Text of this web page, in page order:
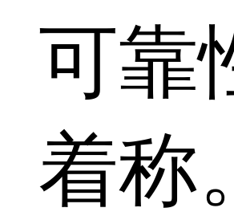
可靠
着称。